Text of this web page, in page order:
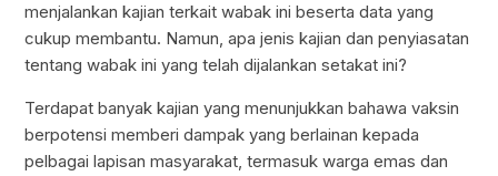
menjalankan kajian terkait wabak ini beserta data yang
cukup membantu. Namun, apa jenis kajian dan penyiasatan
tentang wabak ini yang telah dijalankan setakat ini?
Terdapat banyak kajian yang menunjukkan bahawa vaksin
berpotensi memberi dampak yang berlainan kepada
pelbagai lapisan masyarakat, termasuk warga emas dan